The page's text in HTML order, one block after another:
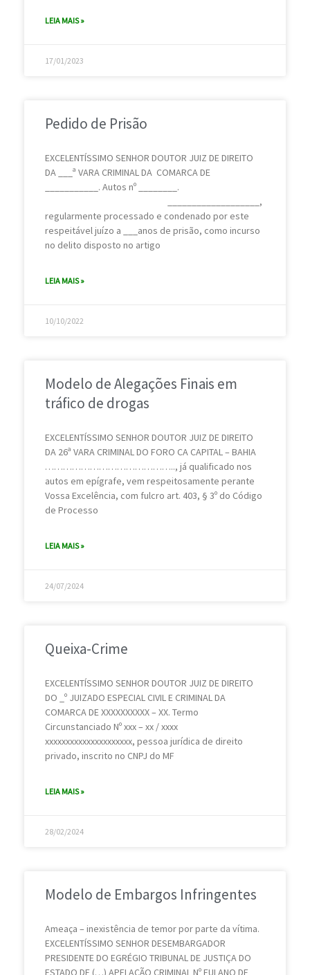
LEIA MAIS »
17/01/2023
Pedido de Prisão
EXCELENTÍSSIMO SENHOR DOUTOR JUIZ DE DIREITO
DA ___ª VARA CRIMINAL DA COMARCA DE
___________. Autos nº ________.
___________________,
regularmente processado e condenado por este
respeitável juízo a ___anos de prisão, como incurso
no delito disposto no artigo
LEIA MAIS »
10/10/2022
Modelo de Alegações Finais em
tráfico de drogas
EXCELENTÍSSIMO SENHOR DOUTOR JUIZ DE DIREITO
DA 26ª VARA CRIMINAL DO FORO CA CAPITAL – BAHIA
…………………………………….., já qualificado nos
autos em epígrafe, vem respeitosamente perante
Vossa Excelência, com fulcro art. 403, § 3º do Código
de Processo
LEIA MAIS »
24/07/2024
Queixa-Crime
EXCELENTÍSSIMO SENHOR DOUTOR JUIZ DE DIREITO
DO _º JUIZADO ESPECIAL CIVIL E CRIMINAL DA
COMARCA DE XXXXXXXXXX – XX. Termo
Circunstanciado Nº xxx – xx / xxxx
xxxxxxxxxxxxxxxxxxxxx, pessoa jurídica de direito
privado, inscrito no CNPJ do MF
LEIA MAIS »
28/02/2024
Modelo de Embargos Infringentes
Ameaça – inexistência de temor por parte da vítima.
EXCELENTÍSSIMO SENHOR DESEMBARGADOR
PRESIDENTE DO EGRÉGIO TRIBUNAL DE JUSTIÇA DO
ESTADO DE (…) APELAÇÃO CRIMINAL Nº FULANO DE